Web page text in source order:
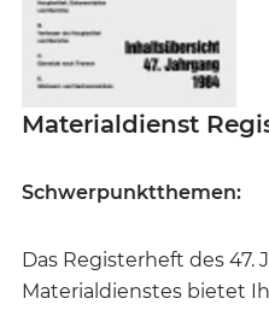
Materialdienst
Schwerpunktthemen:
Das Registerheft des 47.
Materialdienstes bietet